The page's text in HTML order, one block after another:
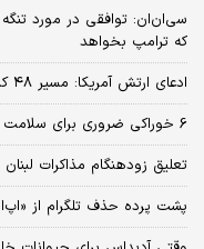
سی‌ان‌ان: توافقی در مورد
که ترامپ بخواهد
ادعای ارتش آمریکا: مسیر ۴۸ کشتی را در تنگه هرمز تغییر دادیم
6 خوراکی ضروری برای سلامت قلب
تعلیق زودهنگام مذاکرات لبنان
پشت پرده حذف تلگرام از